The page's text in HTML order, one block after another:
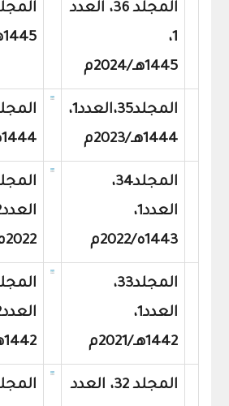
المجلد 36، العدد
1،
1445هـ/2024م
1445هـ/2024م
المجلد35،العدد1،
1444هـ/2023م
1444هـ/2023م
المجلد34،
العدد1،
1443ه/2022م
2022م
المجلد33،
العدد1،
1442هـ/2021م
1442هـ/2021م
المجلد 32، العدد